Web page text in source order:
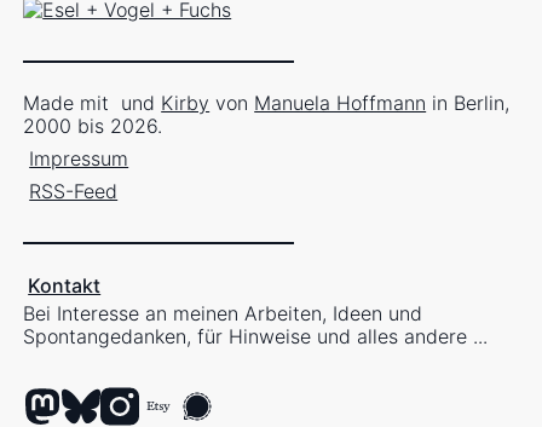
Made mit und Kirby von Manuela Hoffmann in Berlin,
2000 bis 2026.
Impressum
RSS-Feed
Kontakt
Bei Interesse an meinen Arbeiten, Ideen und
Spontangedanken, für Hinweise und alles andere ...